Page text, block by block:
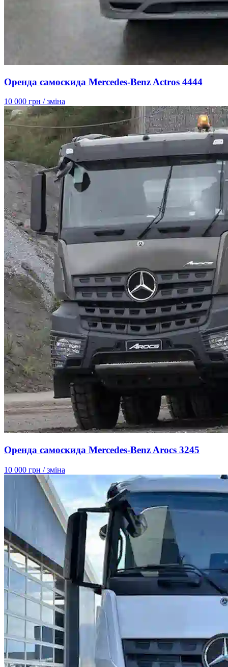
Оренда самоскида Mercedes-Benz Actros 4444
10 000 грн / зміна
Оренда самоскида Mercedes-Benz Arocs 3245
10 000 грн / зміна